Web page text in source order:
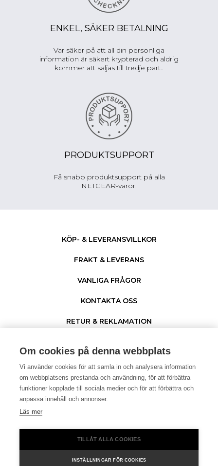
ENKEL, SÄKER BETALNING
Var säker på att all din personliga
information är säkert krypterad och aldrig
kommer att säljas till tredje part..
PRODUKTSUPPORT
Få snabb produktsupport på alla
NETGEAR-varor.
KÖP- & LEVERANSVILLKOR
FRAKT & LEVERANS
VANLIGA FRÅGOR
KONTAKTA OSS
RETUR & REKLAMATION
I samarbete med
Om cookies på denna webbplats
Vi använder cookies för att samla in och analysera information
om webbplatsens prestanda och användning, för att förbättra
funktioner kopplade till sociala medier och för att förbättra och
anpassa innehåll och annonser.
Läs mer
TILLÅT ALLA COOKIES
INSTÄLLNINGAR FÖR COOKIES